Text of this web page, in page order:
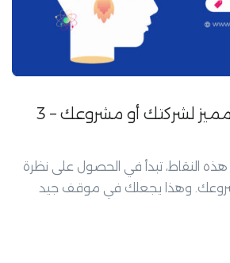
كيفية اختيار اسم مميز لشركتك أو مشروعك – 3
هذه النقاط، تبدأ في الحصول على نظرة
وهذا يجعلك في موقف جيد